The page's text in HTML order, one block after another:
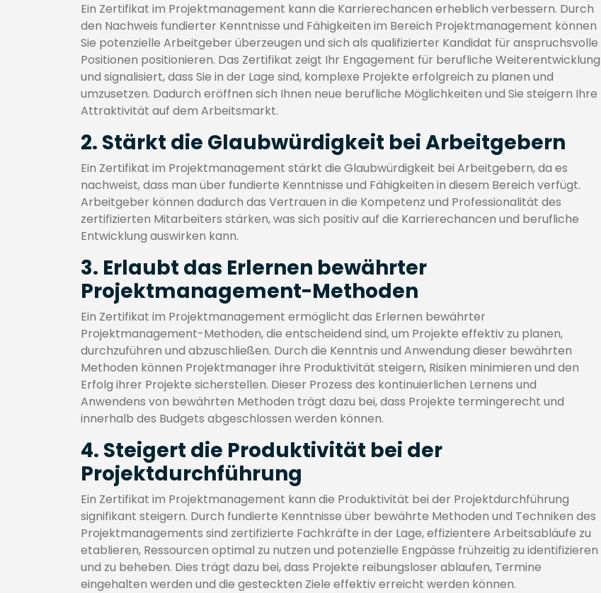
Ein Zertifikat im Projektmanagement kann die Karrierechancen erheblich verbessern. Durch
den Nachweis fundierter Kenntnisse und Fähigkeiten im Bereich Projektmanagement können
Sie potenzielle Arbeitgeber überzeugen und sich als qualifizierter Kandidat für anspruchsvolle
Positionen positionieren. Das Zertifikat zeigt Ihr Engagement für berufliche Weiterentwicklung
und signalisiert, dass Sie in der Lage sind, komplexe Projekte erfolgreich zu planen und
umzusetzen. Dadurch eröffnen sich Ihnen neue berufliche Möglichkeiten und Sie steigern Ihre
Attraktivität auf dem Arbeitsmarkt.
2. Stärkt die Glaubwürdigkeit bei Arbeitgebern
Ein Zertifikat im Projektmanagement stärkt die Glaubwürdigkeit bei Arbeitgebern, da es
nachweist, dass man über fundierte Kenntnisse und Fähigkeiten in diesem Bereich verfügt.
Arbeitgeber können dadurch das Vertrauen in die Kompetenz und Professionalität des
zertifizierten Mitarbeiters stärken, was sich positiv auf die Karrierechancen und berufliche
Entwicklung auswirken kann.
3. Erlaubt das Erlernen bewährter
Projektmanagement-Methoden
Ein Zertifikat im Projektmanagement ermöglicht das Erlernen bewährter
Projektmanagement-Methoden, die entscheidend sind, um Projekte effektiv zu planen,
durchzuführen und abzuschließen. Durch die Kenntnis und Anwendung dieser bewährten
Methoden können Projektmanager ihre Produktivität steigern, Risiken minimieren und den
Erfolg ihrer Projekte sicherstellen. Dieser Prozess des kontinuierlichen Lernens und
Anwendens von bewährten Methoden trägt dazu bei, dass Projekte termingerecht und
innerhalb des Budgets abgeschlossen werden können.
4. Steigert die Produktivität bei der
Projektdurchführung
Ein Zertifikat im Projektmanagement kann die Produktivität bei der Projektdurchführung
signifikant steigern. Durch fundierte Kenntnisse über bewährte Methoden und Techniken des
Projektmanagements sind zertifizierte Fachkräfte in der Lage, effizientere Arbeitsabläufe zu
etablieren, Ressourcen optimal zu nutzen und potenzielle Engpässe frühzeitig zu identifizieren
und zu beheben. Dies trägt dazu bei, dass Projekte reibungsloser ablaufen, Termine
eingehalten werden und die gesteckten Ziele effektiv erreicht werden können.